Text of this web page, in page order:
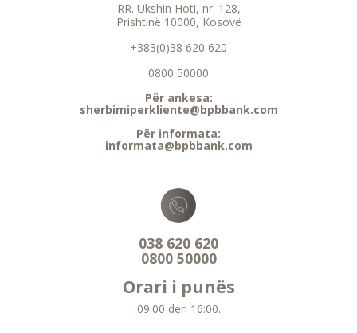
RR. Ukshin Hoti, nr. 128,
Prishtinë 10000, Kosovë
+383(0)38 620 620
0800 50000
Për ankesa:
sherbimiperkliente@bpbbank.com
Për informata:
informata@bpbbank.com
038 620 620
0800 50000
Orari i punës
09:00 deri 16:00.